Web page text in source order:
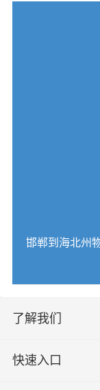
邯郸到海北州
了解我们
快速入口